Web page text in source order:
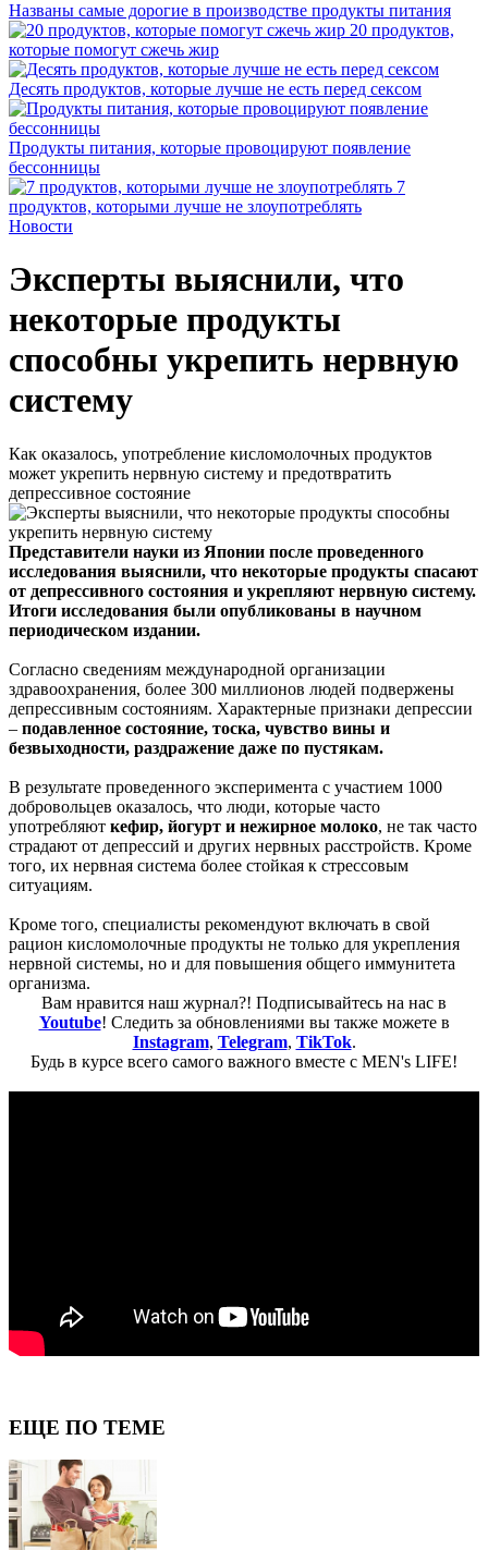
Названы самые дорогие в производстве продукты питания
20 продуктов,
которые помогут сжечь жир
Десять продуктов, которые лучше не есть перед сексом
Продукты питания, которые провоцируют появление
бессонницы
7
продуктов, которыми лучше не злоупотреблять
Новости
Эксперты выяснили, что
некоторые продукты
способны укрепить нервную
систему
Как оказалось, употребление кисломолочных продуктов
может укрепить нервную систему и предотвратить
депрессивное состояние
Представители науки из Японии после проведенного
исследования выяснили, что некоторые продукты спасают
от депрессивного состояния и укрепляют нервную систему.
Итоги исследования были опубликованы в научном
периодическом издании.
Согласно сведениям международной организации
здравоохранения, более 300 миллионов людей подвержены
депрессивным состояниям. Характерные признаки депрессии
– подавленное состояние, тоска, чувство вины и
безвыходности, раздражение даже по пустякам.
В результате проведенного эксперимента с участием 1000
добровольцев оказалось, что люди, которые часто
употребляют кефир, йогурт и нежирное молоко, не так часто
страдают от депрессий и других нервных расстройств. Кроме
того, их нервная система более стойкая к стрессовым
ситуациям.
Кроме того, специалисты рекомендуют включать в свой
рацион кисломолочные продукты не только для укрепления
нервной системы, но и для повышения общего иммунитета
организма.
Вам нравится наш журнал?! Подписывайтесь на нас в
Youtube! Следить за обновлениями вы также можете в
Instagram, Telegram, TikTok.
Будь в курсе всего самого важного вместе с MEN's LIFE!
ЕЩЕ ПО ТЕМЕ